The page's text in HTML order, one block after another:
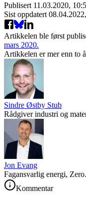
Publisert 11.03.2020,
Sist oppdatert
Artikkelen ble først
mars 2020.
Artikkelen er mer enn to
Sindre Østby Stub
Rådgiver industri og
Jon Evang
Fagansvarlig energi, Zero.
Kommentar